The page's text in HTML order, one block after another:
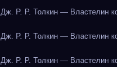
Дж. Р. Р. Толкин — Властелин
Дж. Р. Р. Толкин — Властелин
Дж. Р. Р. Толкин — Властелин